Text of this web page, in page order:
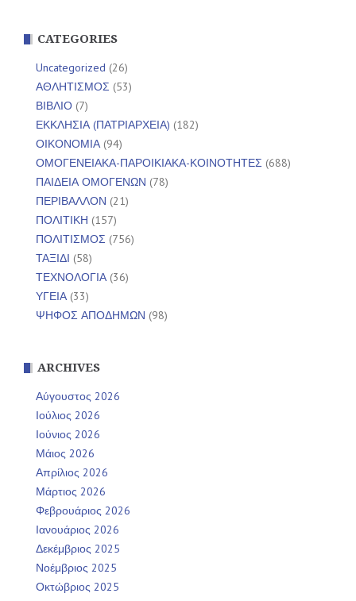
CATEGORIES
Uncategorized (26)
ΑΘΛΗΤΙΣΜΟΣ (53)
ΒΙΒΛΙΟ (7)
ΕΚΚΛΗΣΙΑ (ΠΑΤΡΙΑΡΧΕΙΑ) (182)
ΟΙΚΟΝΟΜΙΑ(94)
ΟΜΟΓΕΝΕΙΑΚΑ-ΠΑΡΟΙΚΙΑΚΑ-ΚΟΙΝΟΤΗΤΕΣ (688)
ΠΑΙΔΕΙΑ ΟΜΟΓΕΝΩΝ (78)
ΠΕΡΙΒΑΛΛΟΝ (21)
ΠΟΛΙΤΙΚΗ (157)
ΠΟΛΙΤΙΣΜΟΣ (756)
ΤΑΞΙΔΙ (58)
ΤΕΧΝΟΛΟΓΙΑ(36)
ΥΓΕΙΑ(33)
ΨΗΦΟΣ ΑΠΟΔΗΜΩΝ (98)
ARCHIVES
Αύγουστος 2026
Ιούλιος 2026
Ιούνιος 2026
Μάιος 2026
Απρίλιος 2026
Μάρτιος 2026
Φεβρουάριος 2026
Ιανουάριος 2026
Δεκέμβριος 2025
Νοέμβριος 2025
Οκτώβριος 2025